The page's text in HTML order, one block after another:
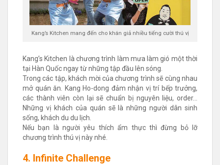
Kang’s Kitchen mang đến cho khán giả nhiều tiếng cười thú vị
Kang’s Kitchen là chương trình làm mưa làm gió một thời
tại Hàn Quốc ngay từ những tập đầu lên sóng.
Trong các tập, khách mời của chương trình sẽ cùng nhau
mở quán ăn. Kang Ho-dong đảm nhận vị trí bếp trưởng,
các thành viên còn lại sẽ chuẩn bị nguyên liệu, order…
Những vị khách của quán sẽ là những người dân sinh
sống, khách du du lịch.
Nếu bạn là người yêu thích ẩm thực thì đừng bỏ lỡ
chương trình thú vị này nhé.
4. Infinite Challenge